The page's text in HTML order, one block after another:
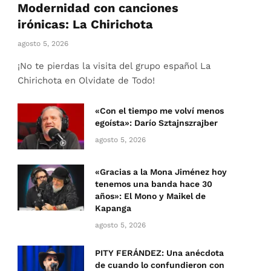
Modernidad con canciones
irónicas: La Chirichota
agosto 5, 2026
¡No te pierdas la visita del grupo español La
Chirichota en Olvidate de Todo!
«Con el tiempo me volví menos
egoísta»: Darío Sztajnszrajber
agosto 5, 2026
«Gracias a la Mona Jiménez hoy
tenemos una banda hace 30
años»: El Mono y Maikel de
Kapanga
agosto 5, 2026
PITY FERÁNDEZ: Una anécdota
de cuando lo confundieron con